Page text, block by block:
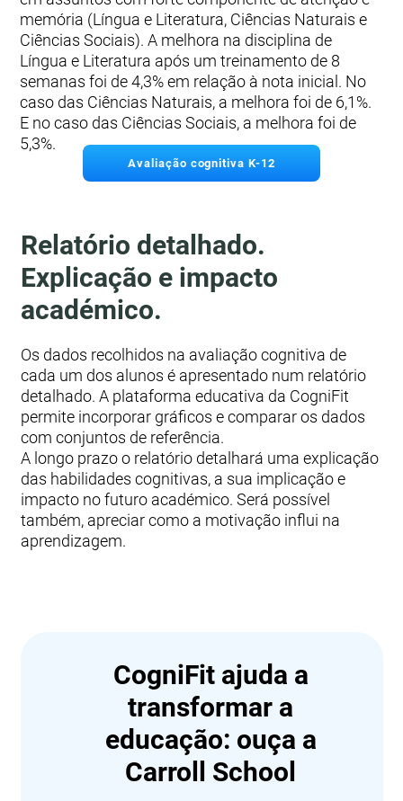
memória (Língua e Literatura, Ciências Naturais e
Ciências Sociais). A melhora na disciplina de
Língua e Literatura após um treinamento de 8
semanas foi de 4,3% em relação à nota inicial. No
caso das Ciências Naturais, a melhora foi de 6,1%.
E no caso das Ciências Sociais, a melhora foi de
5,3%.
Avaliação cognitiva K-12
Relatório detalhado.
Explicação e impacto
académico.
Os dados recolhidos na avaliação cognitiva de
cada um dos alunos é apresentado num relatório
detalhado. A plataforma educativa da CogniFit
permite incorporar gráficos e comparar os dados
com conjuntos de referência.
A longo prazo o relatório detalhará uma explicação
das habilidades cognitivas, a sua implicação e
impacto no futuro académico. Será possível
também, apreciar como a motivação influi na
aprendizagem.
CogniFit ajuda a
transformar a
educação: ouça a
Carroll School